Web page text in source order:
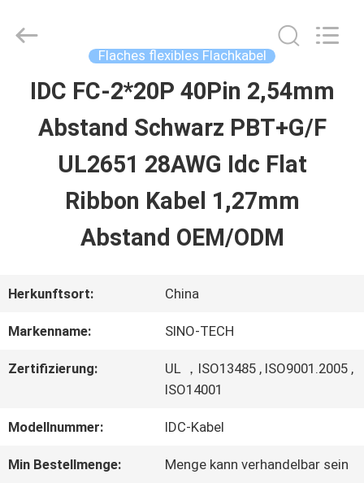
HAUSE
PRODUKTE
QUALITÄTSKONTROLLE
Technology
Flaches flexibles Flachkabel
IDC FC-2*20P 40Pin 2,54mm
Abstand Schwarz PBT+G/F
UL2651 28AWG Idc Flat
Ribbon Kabel 1,27mm
Abstand OEM/ODM
Herkunftsort: China
Markenname: SINO-TECH
Zertifizierung:
UL ，ISO13485 , ISO9001.2005 ,
ISO14001
Modellnummer: IDC-Kabel
Min Bestellmenge: Menge kann verhandelbar sein